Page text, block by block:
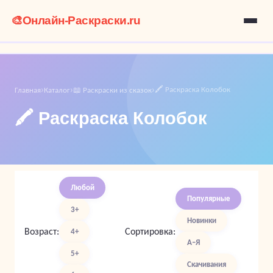
🎨Онлайн-Раскраски.ru
Главная›Каталог›📖 Раскраски из сказок›🖍️ Раскраска Колобок
🖍️ Раскраска Колобок
Возраст:
Любой
3+
4+
5+
Сортировка:
Популярные
Новинки
А–Я
Скачивания